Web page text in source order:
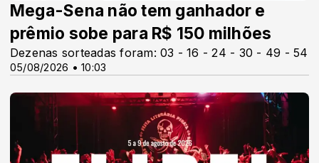
05/08/2026 • 10:03
Mega-Sena não tem ganhador e
prêmio sobe para R$ 150 milhões
Dezenas sorteadas foram: 03 - 16 - 24 - 30 - 49 - 54